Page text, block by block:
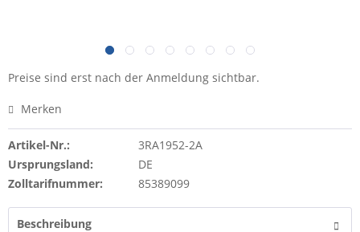
Preise sind erst nach der Anmeldung sichtbar.
Merken
Artikel-Nr.:
3RA1952-2A
Ursprungsland:
DE
Zolltarifnummer:
85389099
Beschreibung